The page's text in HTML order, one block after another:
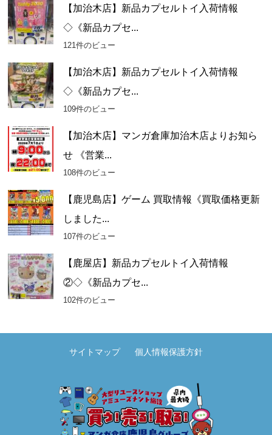
【加治木店】新品カプセルトイ入荷情報
◇《新品カプセ...
121件のビュー
【加治木店】新品カプセルトイ入荷情報
◇《新品カプセ...
109件のビュー
【加治木店】マンガ倉庫加治木店よりお知ら
せ 《営業...
108件のビュー
【鹿児島店】ゲーム 買取情報《買取価格更新
しました...
107件のビュー
【鹿屋店】新品カプセルトイ入荷情報
②◇《新品カプセ...
102件のビュー
サイトマップ 個人情報保護方針